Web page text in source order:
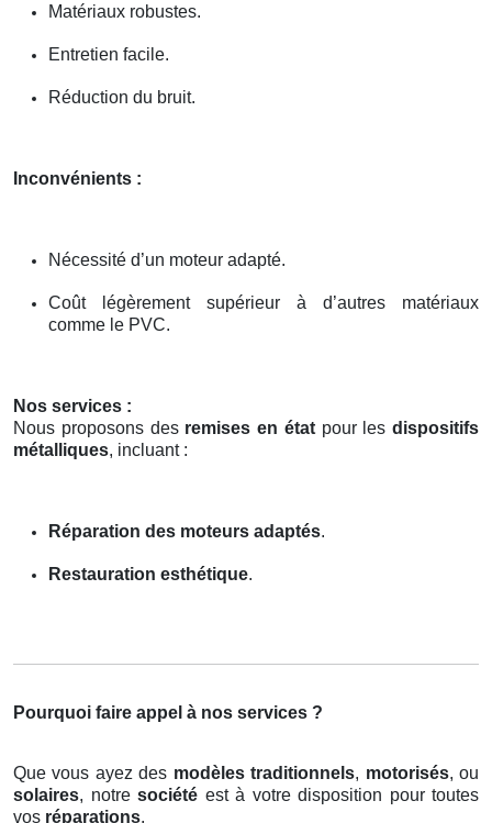
Matériaux robustes.
Entretien facile.
Réduction du bruit.
Inconvénients :
Nécessité d’un moteur adapté.
Coût légèrement supérieur à d’autres matériaux
comme le PVC.
Nos services :
Nous proposons des remises en étatpour les dispositifs
métalliques, incluant :
Réparation des moteurs adaptés.
Restauration esthétique.
Pourquoi faire appel à nos services ?
Que vous ayez des modèles traditionnels, motorisés, ou
solaires, notre société est à votre disposition pour toutes
vos réparations.